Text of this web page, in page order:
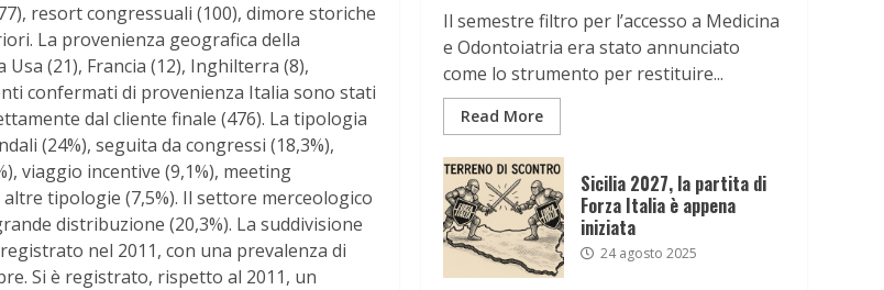
resort congressuali (100), dimore storiche
La provenienza geografica della
(21), Francia (12), Inghilterra (8),
confermati di provenienza Italia sono stati
dal cliente finale (476). La tipologia
(24%), seguita da congressi (18,3%),
viaggio incentive (9,1%), meeting
tipologie (7,5%). Il settore merceologico
distribuzione (20,3%). La suddivisione
nel 2011, con una prevalenza di
Si è registrato, rispetto al 2011, un
Il semestre filtro per l’accesso a Medicina
e Odontoiatria era stato annunciato
come lo strumento per restituire...
Read More
Sicilia 2027, la partita di
Forza Italia è appena
iniziata
24 agosto 2025